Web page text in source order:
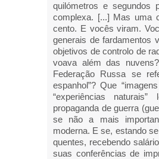
quilómetros e segundos
complexa. [...] Mas uma
cento. E vocês viram.
generais de fardamentos
objetivos de controlo de
voava além das
Federação Russa se
espanhol”? Que
“experiências
propaganda de guerra
se não a mais
moderna. E se, estando
quentes, recebendo
suas conferências de